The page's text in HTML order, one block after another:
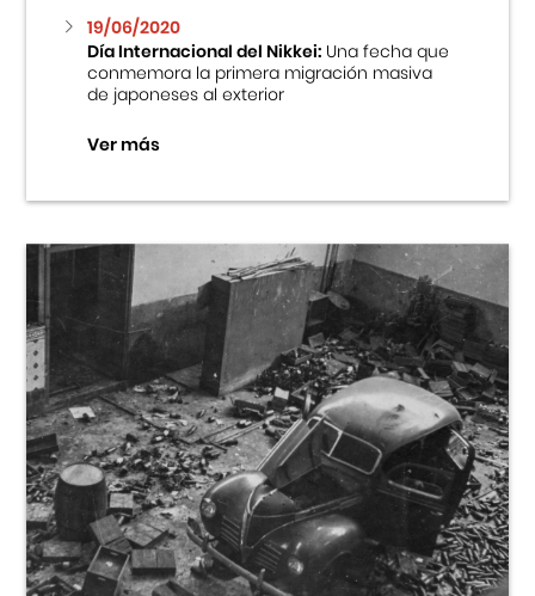
19/06/2020
Día Internacional del Nikkei:Una fecha que
conmemora la primera migración masiva
de japoneses al exterior
Ver más